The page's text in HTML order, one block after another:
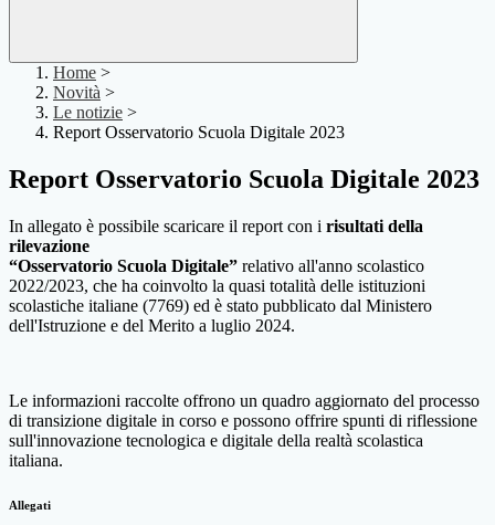
Home >
Novità >
Le notizie >
Report Osservatorio Scuola Digitale 2023
Report Osservatorio Scuola Digitale 2023
In allegato è possibile scaricare il report con i risultati della
rilevazione
“Osservatorio Scuola Digitale” relativo all'anno scolastico
2022/2023, che ha coinvolto la quasi totalità delle istituzioni
scolastiche italiane (7769) ed è stato pubblicato dal Ministero
dell'Istruzione e del Merito a luglio 2024.
Le informazioni raccolte offrono un quadro aggiornato del processo
di transizione digitale in corso e possono offrire spunti di riflessione
sull'innovazione tecnologica e digitale della realtà scolastica
italiana.
Allegati